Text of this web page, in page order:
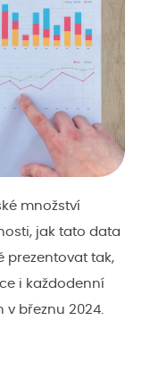
množství
jak tato data
prezentovat tak,
i každodenní
březnu 2024.